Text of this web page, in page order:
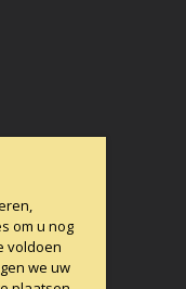
2011
om u nog
voldoen
we uw